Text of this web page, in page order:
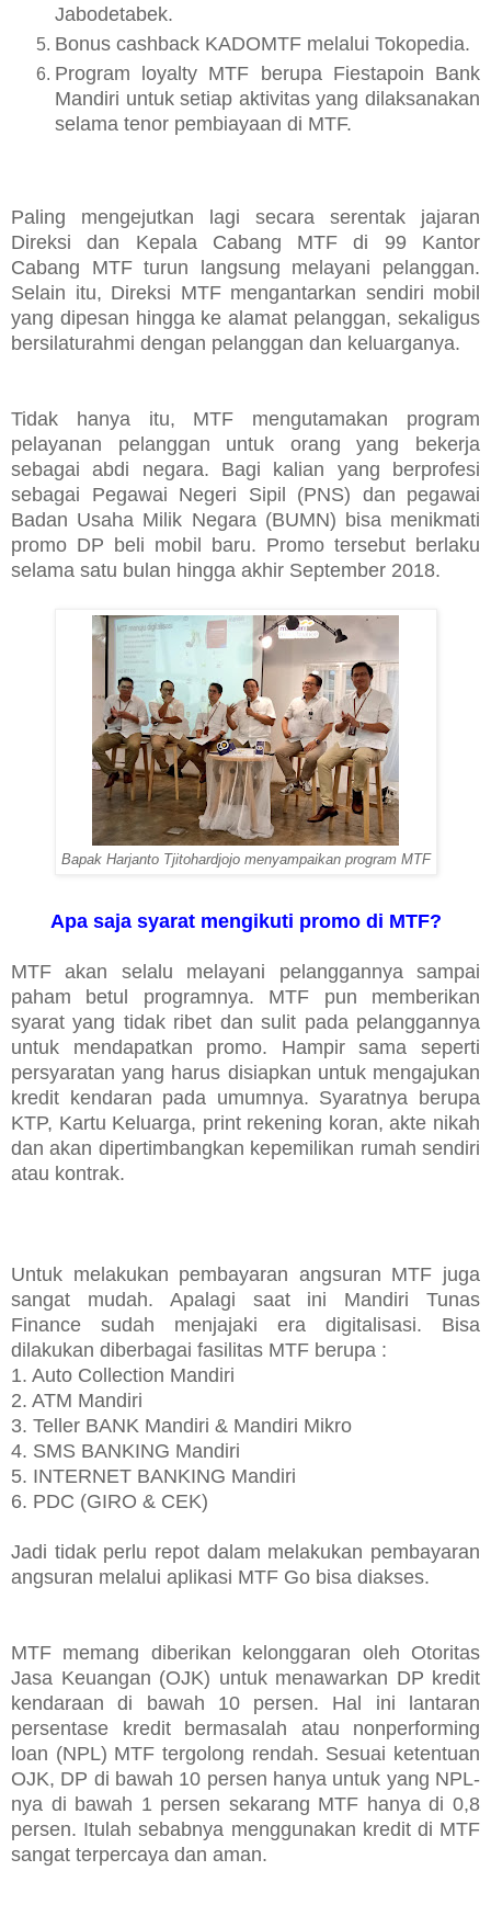
Jabodetabek.
Bonus cashback KADOMTF melalui Tokopedia.
Program loyalty MTF berupa Fiestapoin Bank
Mandiri untuk setiap aktivitas yang dilaksanakan
selama tenor pembiayaan di MTF.
Paling mengejutkan lagi secara serentak jajaran
Direksi dan Kepala Cabang MTF di 99 Kantor
Cabang MTF turun langsung melayani pelanggan.
Selain itu, Direksi MTF mengantarkan sendiri mobil
yang dipesan hingga ke alamat pelanggan, sekaligus
bersilaturahmi dengan pelanggan dan keluarganya.
Tidak hanya itu, MTF mengutamakan program
pelayanan pelanggan untuk orang yang bekerja
sebagai abdi negara. Bagi kalian yang berprofesi
sebagai Pegawai Negeri Sipil (PNS) dan pegawai
Badan Usaha Milik Negara (BUMN) bisa menikmati
promo DP beli mobil baru. Promo tersebut berlaku
selama satu bulan hingga akhir September 2018.
Bapak Harjanto Tjitohardjojo menyampaikan program MTF
Apa saja syarat mengikuti promo di MTF?
MTF akan selalu melayani pelanggannya sampai
paham betul programnya. MTF pun memberikan
syarat yang tidak ribet dan sulit pada pelanggannya
untuk mendapatkan promo. Hampir sama seperti
persyaratan yang harus disiapkan untuk mengajukan
kredit kendaran pada umumnya. Syaratnya berupa
KTP, Kartu Keluarga, print rekening koran, akte nikah
dan akan dipertimbangkan kepemilikan rumah sendiri
atau kontrak.
Untuk melakukan pembayaran angsuran MTF juga
sangat mudah. Apalagi saat ini Mandiri Tunas
Finance sudah menjajaki era digitalisasi. Bisa
dilakukan diberbagai fasilitas MTF berupa :
1. Auto Collection Mandiri
2. ATM Mandiri
3. Teller BANK Mandiri & Mandiri Mikro
4. SMS BANKING Mandiri
5. INTERNET BANKING Mandiri
6. PDC (GIRO & CEK)
Jadi tidak perlu repot dalam melakukan pembayaran
angsuran melalui aplikasi MTF Go bisa diakses.
MTF memang diberikan kelonggaran oleh Otoritas
Jasa Keuangan (OJK) untuk menawarkan DP kredit
kendaraan di bawah 10 persen. Hal ini lantaran
persentase kredit bermasalah atau nonperforming
loan (NPL) MTF tergolong rendah. Sesuai ketentuan
OJK, DP di bawah 10 persen hanya untuk yang NPL-
nya di bawah 1 persen sekarang MTF hanya di 0,8
persen. Itulah sebabnya menggunakan kredit di MTF
sangat terpercaya dan aman.